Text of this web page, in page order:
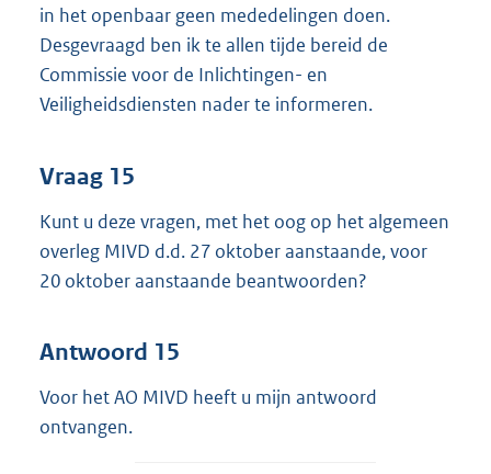
in het openbaar geen mededelingen doen.
Desgevraagd ben ik te allen tijde bereid de
Commissie voor de Inlichtingen- en
Veiligheidsdiensten nader te informeren.
Vraag 15
Kunt u deze vragen, met het oog op het algemeen
overleg MIVD d.d. 27 oktober aanstaande, voor
20 oktober aanstaande beantwoorden?
Antwoord 15
Voor het AO MIVD heeft u mijn antwoord
ontvangen.